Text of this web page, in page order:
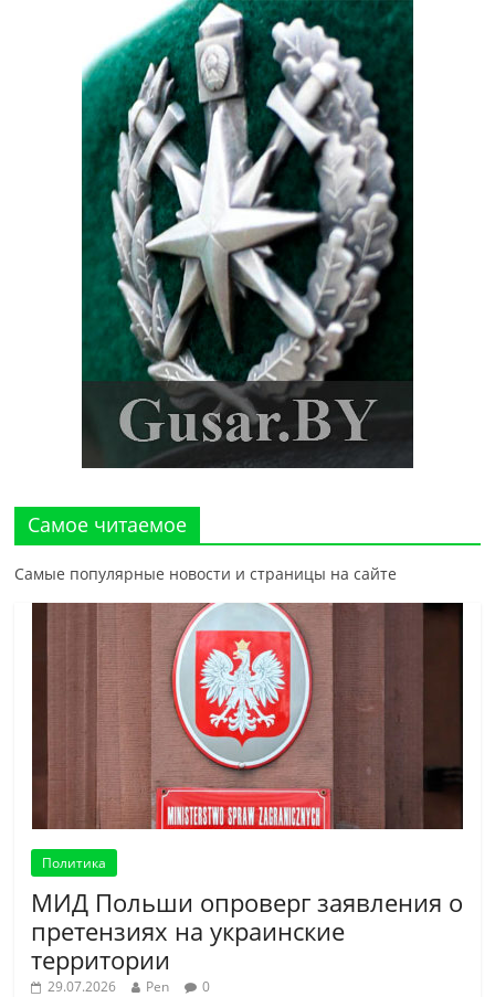
Самое читаемое
Самые популярные новости и страницы на сайте
Политика
МИД Польши опроверг заявления о
претензиях на украинские
территории
29.07.2026 Pen 0